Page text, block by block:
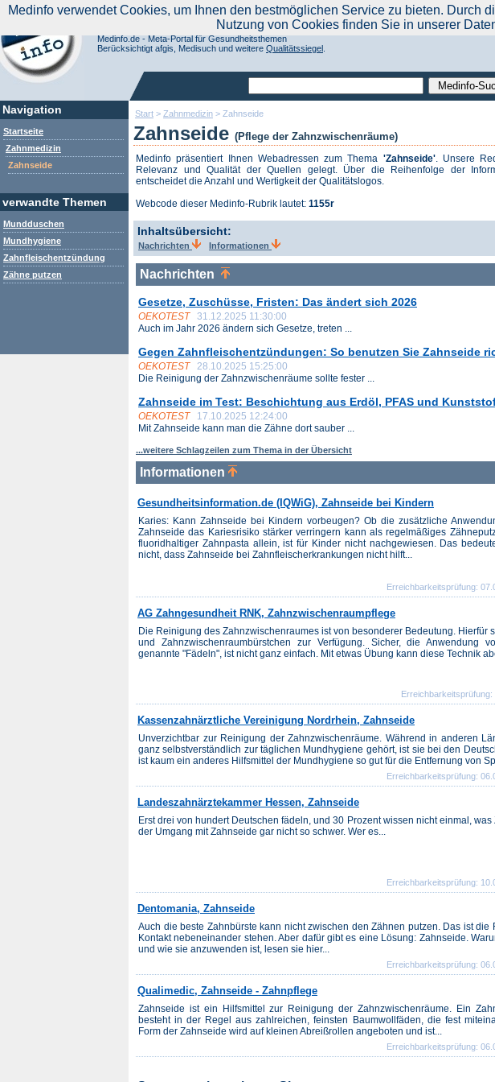
Start > Zahnmedizin > Zahnseide
Zahnseide (Pflege der Zahnzwischenräume)
Medinfo präsentiert Ihnen Webadressen zum Thema 'Zahnseide'. Unsere
Relevanz und Qualität der Quellen gelegt. Über die Reihenfolge der
entscheidet die Anzahl und Wertigkeit der Qualitätslogos.
Webcode dieser Medinfo-Rubrik lautet: 1155r
Inhaltsübersicht:
Nachrichten Informationen
Nachrichten
Gesetze, Zuschüsse, Fristen: Das ändert sich 2026
OEKOTEST
31.12.2025 11:30:00
Auch im Jahr 2026 ändern sich Gesetze, treten ...
Gegen Zahnfleischentzündungen: So benutzen Sie Zahnseide
OEKOTEST
28.10.2025 15:25:00
Die Reinigung der Zahnzwischenräume sollte fester ...
Zahnseide im Test: Beschichtung aus Erdöl, PFAS und
OEKOTEST
17.10.2025 12:24:00
Mit Zahnseide kann man die Zähne dort sauber ...
...weitere Schlagzeilen zum Thema in der Übersicht
Informationen
Gesundheitsinformation.de (IQWiG), Zahnseide bei Kindern
Karies: Kann Zahnseide bei Kindern vorbeugen? Ob die zusätzliche
Zahnseide das Kariesrisiko stärker verringern kann als regelmäßiges
fluoridhaltiger Zahnpasta allein, ist für Kinder nicht nachgewiesen. Das
nicht, dass Zahnseide bei Zahnfleischerkrankungen nicht hilft...
Erreichbarkeitsprüfung:
AG Zahngesundheit RNK, Zahnzwischenraumpflege
Die Reinigung des Zahnzwischenraumes ist von besonderer Bedeutung. Hierfür
und Zahnzwischenraumbürstchen zur Verfügung. Sicher, die Anwendung
genannte "Fädeln", ist nicht ganz einfach. Mit etwas Übung kann diese Technik
Kassenzahnärztliche Vereinigung Nordrhein, Zahnseide
Unverzichtbar zur Reinigung der Zahnzwischenräume. Während in anderen
ganz selbstverständlich zur täglichen Mundhygiene gehört, ist sie bei den
ist kaum ein anderes Hilfsmittel der Mundhygiene so gut für die Entfernung von
Erreichbarkeitsprüfung:
Landeszahnärztekammer Hessen, Zahnseide
Erst drei von hundert Deutschen fädeln, und 30 Prozent wissen nicht einmal,
der Umgang mit Zahnseide gar nicht so schwer. Wer es...
Erreichbarkeitsprüfung:
Dentomania, Zahnseide
Auch die beste Zahnbürste kann nicht zwischen den Zähnen putzen. Das ist
Kontakt nebeneinander stehen. Aber dafür gibt es eine Lösung: Zahnseide.
und wie sie anzuwenden ist, lesen sie hier...
Erreichbarkeitsprüfung:
Qualimedic, Zahnseide - Zahnpflege
Zahnseide ist ein Hilfsmittel zur Reinigung der Zahnzwischenräume. Ein
besteht in der Regel aus zahlreichen, feinsten Baumwollfäden, die fest
Form der Zahnseide wird auf kleinen Abreißrollen angeboten und ist...
Erreichbarkeitsprüfung:
Navigation
Startseite
Zahnmedizin
Zahnseide
verwandte Themen
Mundduschen
Mundhygiene
Zahnfleischentzündung
Zähne putzen
Aktuelle Nachrichten|Nachrichtentrend | werben auf Medinfo|
Suchen Sie noch oder Finden Sie schon?
Medinfo.de - Meta-Portal für Gesundheitsthemen
Berücksichtigt afgis, Medisuch und weitere Qualitätssiegel
Medinfo verwendet Cookies, um Ihnen den bestmöglichen Service zu bieten.
Nutzung von Cookies finden Sie in unserer